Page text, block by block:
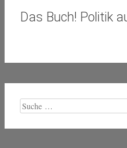
Das Buch! Politik
Suche
nach: